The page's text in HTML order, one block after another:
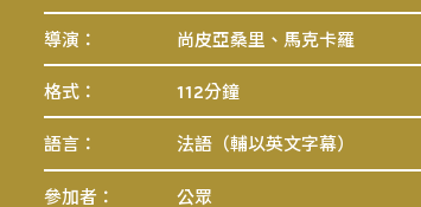
導演： 尚皮亞桑里、馬克卡羅
格式： 112分鐘
語言： 法語（輔以英文字幕）
參加者： 公眾